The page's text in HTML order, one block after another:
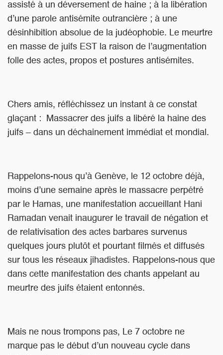
assisté à un déversement de haine ; à la libération
d’une parole antisémite outrancière ; à une
désinhibition absolue de la judéophobie. Le meurtre
en masse de juifs EST la raison de l’augmentation
folle des actes, propos et postures antisémites.
Chers amis, réfléchissez un instant à ce constat
glaçant : Massacrer des juifs a libéré la haine des
juifs – dans un déchainement immédiat et mondial.
Rappelons-nous qu’à Genève, le 12 octobre déjà,
moins d’une semaine après le massacre perpétré
par le Hamas, une manifestation accueillant Hani
Ramadan venait inaugurer le travail de négation et
de relativisation des actes barbares survenus
quelques jours plutôt et pourtant filmés et diffusés
sur tous les réseaux jihadistes. Rappelons-nous que
dans cette manifestation des chants appelant au
meurtre des juifs étaient entonnés.
Mais ne nous trompons pas, Le 7 octobre ne
marque pas le début d’un nouveau cycle dans